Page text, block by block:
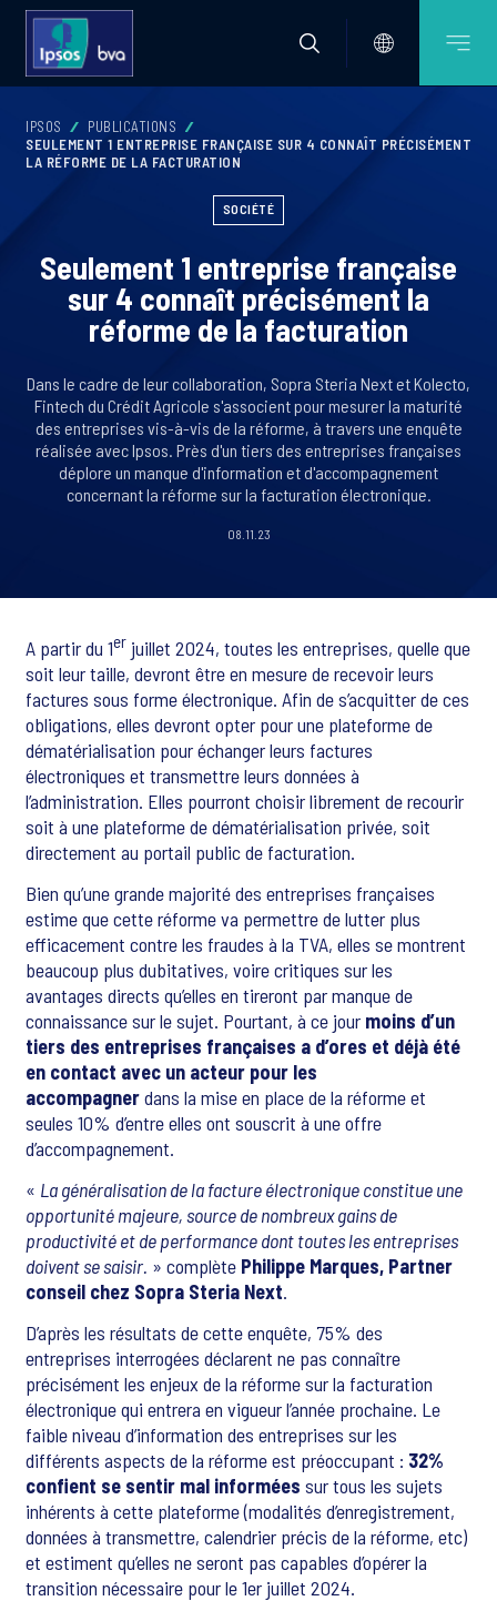
IPSOS
PUBLICATIONS
SEULEMENT 1 ENTREPRISE FRANÇAISE SUR 4 CONNAÎT PRÉCISÉMENT
LA RÉFORME DE LA FACTURATION
SOCIÉTÉ
Seulement 1 entreprise française
sur 4 connaît précisément la
réforme de la facturation
Dans le cadre de leur collaboration, Sopra Steria Next et Kolecto,
Fintech du Crédit Agricole s'associent pour mesurer la maturité
des entreprises vis-à-vis de la réforme, à travers une enquête
réalisée avec Ipsos. Près d'un tiers des entreprises françaises
déplore un manque d'information et d'accompagnement
concernant la réforme sur la facturation électronique.
08.11.23
A partir du 1er juillet 2024, toutes les entreprises, quelle que
soit leur taille, devront être en mesure de recevoir leurs
factures sous forme électronique. Afin de s’acquitter de ces
obligations, elles devront opter pour une plateforme de
dématérialisation pour échanger leurs factures
électroniques et transmettre leurs données à
l’administration. Elles pourront choisir librement de recourir
soit à une plateforme de dématérialisation privée, soit
directement au portail public de facturation.
Bien qu’une grande majorité des entreprises françaises
estime que cette réforme va permettre de lutter plus
efficacement contre les fraudes à la TVA, elles se montrent
beaucoup plus dubitatives, voire critiques sur les
avantages directs qu’elles en tireront par manque de
connaissance sur le sujet. Pourtant, à ce jour moins d’un
tiers des entreprises françaises a d’ores et déjà été
en contact avec un acteur pour les
accompagnerdans la mise en place de la réforme et
seules 10% d’entre elles ont souscrit à une offre
d’accompagnement.
« La généralisation de la facture électronique constitue une
opportunité majeure, source de nombreux gains de
productivité et de performance dont toutes les entreprises
doivent se saisir. » complète Philippe Marques, Partner
conseil chez Sopra Steria Next.
D’après les résultats de cette enquête, 75% des
entreprises interrogées déclarent ne pas connaître
précisément les enjeux de la réforme sur la facturation
électronique qui entrera en vigueur l’année prochaine. Le
faible niveau d’information des entreprises sur les
différents aspects de la réforme est préoccupant : 32%
confient se sentir mal informées sur tous les sujets
inhérents à cette plateforme (modalités d’enregistrement,
données à transmettre, calendrier précis de la réforme, etc)
et estiment qu’elles ne seront pas capables d’opérer la
transition nécessaire pour le 1er juillet 2024.